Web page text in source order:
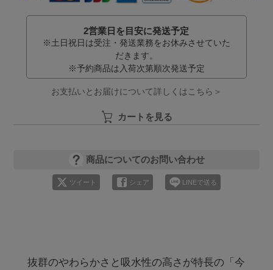
2営業日を目安に発送予定
※土日祝日は受注・発送業務をお休みさせていた
だきます。
※予約商品は入荷次第順次発送予定
お支払いとお届けについて詳しくはこちら＞
カートを見る
商品についてのお問い合わせ
ツイート シェア LINEで送る
抜群のやわらかさと吸水性の高さが特長の「今